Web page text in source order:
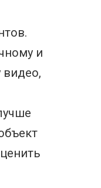
и
видео,